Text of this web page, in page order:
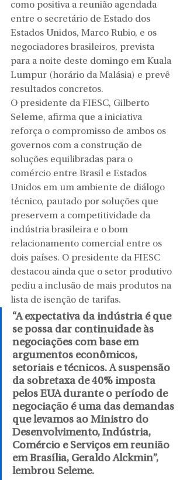
como positiva a reunião agendada
entre o secretário de Estado dos
Estados Unidos, Marco Rubio, e os
negociadores brasileiros, prevista
para a noite deste domingo em Kuala
Lumpur (horário da Malásia) e prevê
resultados concretos.
O presidente da FIESC, Gilberto
Seleme, afirma que a iniciativa
reforça o compromisso de ambos os
governos com a construção de
soluções equilibradas para o
comércio entre Brasil e Estados
Unidos em um ambiente de diálogo
técnico, pautado por soluções que
preservem a competitividade da
indústria brasileira e o bom
relacionamento comercial entre os
dois países. O presidente da FIESC
destacou ainda que o setor produtivo
pediu a inclusão de mais produtos na
lista de isenção de tarifas.
“A expectativa da indústria é que
se possa dar continuidade às
negociações com base em
argumentos econômicos,
setoriais e técnicos. A suspensão
da sobretaxa de 40% imposta
pelos EUA durante o período de
negociação é uma das demandas
que levamos ao Ministro do
Desenvolvimento, Indústria,
Comércio e Serviços em reunião
em Brasília, Geraldo Alckmin”,
lembrou Seleme.